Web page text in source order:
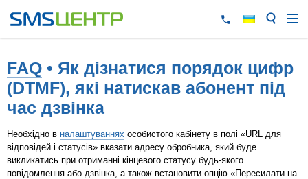
FAQ • Як дізнатися порядок цифр
(DTMF), які натискав абонент під
час дзвінка
Необхідно в налаштуваннях особистого кабінету в полі «URL для
відповідей і статусів» вказати адресу обробника, який буде
викликатись при отриманні кінцевого статусу будь-якого
повідомлення або дзвінка, а також встановити опцію «Пересилати на